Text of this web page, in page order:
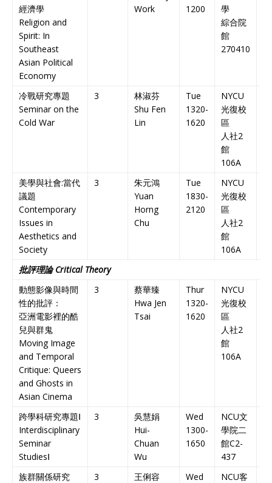
經濟學
Religion and
Spirit: In
Southeast
Asian Political
Economy
Work
1200
學
綜合院
館
270410
冷戰研究專題
Seminar on the
Cold War
3
林淑芬
Shu Fen
Lin
Tue
1320-
1620
NYCU
光復校
區
人社2
館
106A
美學與社會:當代
議題
Contemporary
Issues in
Aesthetics and
Society
3
朱元鴻
Yuan
Horng
Chu
Tue
1830-
2120
NYCU
光復校
區
人社2
館
106A
批評理論Critical Theory
動態影像與時間
性的批評：
亞洲電影裡的酷
兒與群鬼
Moving Image
and Temporal
Critique: Queers
and Ghosts in
Asian Cinema
3
蔡華臻
Hwa Jen
Tsai
Thur
1320-
1620
NYCU
光復校
區
人社2
館
106A
跨學科研究專題Ⅰ
Interdisciplinary
Seminar
StudiesⅠ
3
吳慧娟
Hui-
Chuan
Wu
Wed
1300-
1650
NCU文
學院二
館C2-
437
族群關係研究
3
王俐容
Wed
NCU客